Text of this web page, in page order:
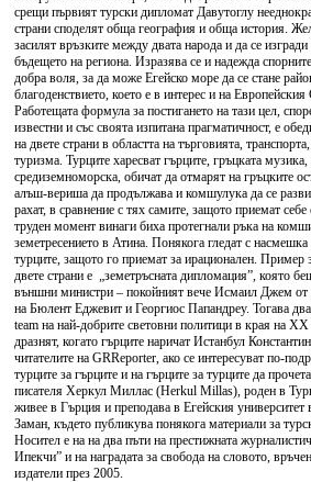
срещи първият турски дипломат Давутоглу
страни споделят обща география и обща история.
засилят връзките между двата народа и да се
бъдещето на региона. Изразява се и надежда
добра воля, за да може Егейско море да се стане
благоденствието, което е в интерес и на
Работещата формула за постигането на тази цел,
известни и със своята изпитана прагматичност, е
на двете страни в областта на търговията,
туризма. Турците харесват гърците, гръцката
средиземноморска, обичат да отмарят на гръцките
алъш-вериша да продължава и комшулука да се
рахат, в сравнение с тях самите, защото приемат
труден момент винаги биха протегнали ръка на
земетресението в Атина. Понякога гледат с
турците, защото го приемат за ирационален.
двете страни е „земетръсната дипломация”, която
външни министри – покойният вече Исмаил Джем от
на Бюлент Еджевит и Георгиос Папандреу. Тогава
team на най-добрите световни политици в края на
дразнят, когато гърците наричат Истанбул
читателите на GRReporter, ако се интересуват по-
турците за гърците и на гърците за турците да
писателя Херкул Миллас (Herkul Millas), роден в
живее в Гърция и преподава в Егейския
Заман, където публикува понякога материали за
Носител е на на два пъти на престижната
Ипекчи” и на наградата за свобода на словото,
издатели през 2005.